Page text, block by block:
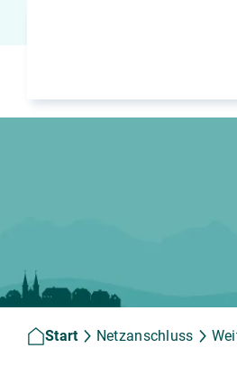
Start Netzanschluss